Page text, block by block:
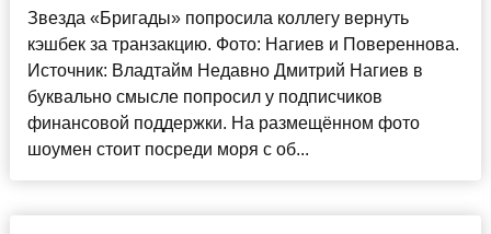
Звезда «Бригады» попросила коллегу вернуть
кэшбек за транзакцию. Фото: Нагиев и Повереннова.
Источник: Владтайм Недавно Дмитрий Нагиев в
буквально смысле попросил у подписчиков
финансовой поддержки. На размещённом фото
шоумен стоит посреди моря с об...